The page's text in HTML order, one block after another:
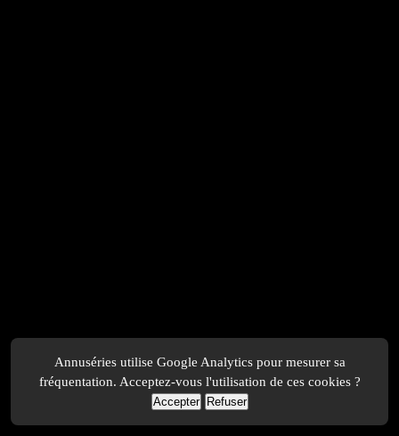
Annuséries utilise Google Analytics pour mesurer sa
fréquentation. Acceptez-vous l'utilisation de ces cookies ?
Accepter Refuser